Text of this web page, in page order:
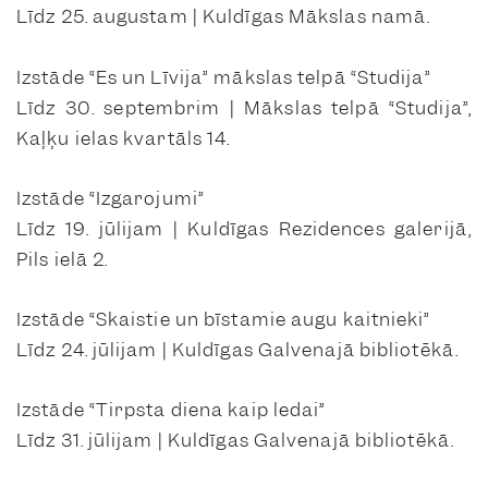
Līdz 25. augustam | Kuldīgas Mākslas namā.
Izstāde “Es un Līvija” mākslas telpā “Studija”
Līdz 30. septembrim | Mākslas telpā “Studija”,
Kaļķu ielas kvartāls 14.
Izstāde “Izgarojumi”
Līdz 19. jūlijam | Kuldīgas Rezidences galerijā,
Pils ielā 2.
Izstāde “Skaistie un bīstamie augu kaitnieki”
Līdz 24. jūlijam | Kuldīgas Galvenajā bibliotēkā.
Izstāde “Tirpsta diena kaip ledai”
Līdz 31. jūlijam | Kuldīgas Galvenajā bibliotēkā.